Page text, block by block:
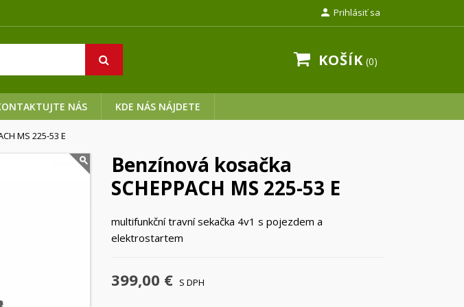
 Prihlásiť sa
KOŠÍK 0
NÁS KDE NÁS NÁJDETE
MS 225-53 E
Benzínová kosačka
SCHEPPACH MS 225-53 E
multifunkční travní sekačka 4v1 s pojezdem a
elektrostartem
399,00 € S DPH